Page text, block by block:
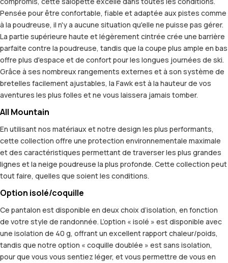
Pensée pour être confortable, fiable et adaptée aux pistes comme
à la poudreuse, il n'y a aucune situation qu'elle ne puisse pas gérer.
La partie supérieure haute et légèrement cintrée crée une barrière
parfaite contre la poudreuse, tandis que la coupe plus ample en bas
offre plus d'espace et de confort pour les longues journées de ski.
Grâce à ses nombreux rangements externes et à son système de
bretelles facilement ajustables, la Fawk est à la hauteur de vos
aventures les plus folles et ne vous laissera jamais tomber.
All Mountain
En utilisant nos matériaux et notre design les plus performants,
cette collection offre une protection environnementale maximale
et des caractéristiques permettant de traverser les plus grandes
lignes et la neige poudreuse la plus profonde. Cette collection peut
tout faire, quelles que soient les conditions.
Option isolé/coquille
Ce pantalon est disponible en deux choix d’isolation, en fonction
de votre style de randonnée. L’option « isolé » est disponible avec
une isolation de 40 g, offrant un excellent rapport chaleur/poids,
tandis que notre option « coquille doublée » est sans isolation,
pour que vous vous sentiez léger, et vous permettre de vous en